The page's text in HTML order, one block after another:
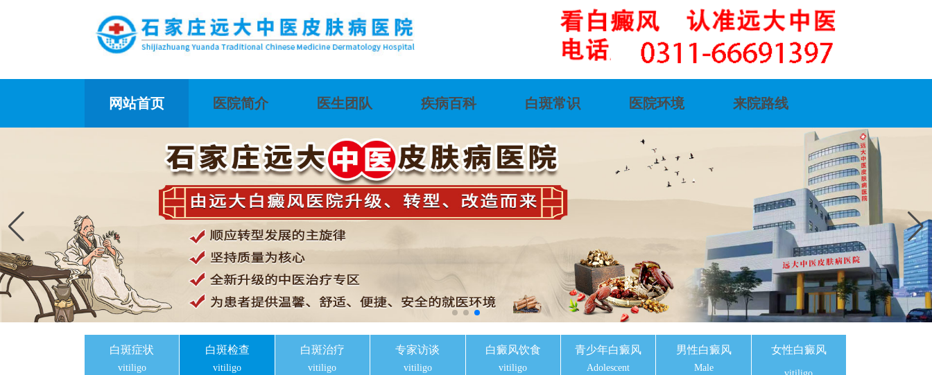
网站首页 医院简介 医生团队 疾病百科 白斑常识 医院环境 来院路线
白斑症状
vitiligo
白斑检查
vitiligo
白斑治疗
vitiligo
专家访谈
vitiligo
白癜风饮食
vitiligo
青少年白癜风
Adolescent
男性白癜风
Male
女性白癜风